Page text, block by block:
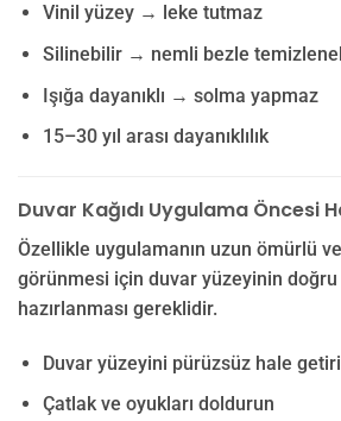
Vinil yüzey → leke tutmaz
Silinebilir → nemli bezle
Işığa dayanıklı → solma yapmaz
15–30 yıl arası dayanıklılık
Duvar Kağıdı Uygulama Öncesi
Özellikle uygulamanın uzun ömürlü
görünmesi için duvar yüzeyinin
hazırlanması gereklidir.
Duvar yüzeyini pürüzsüz hale
Çatlak ve oyukları doldurun